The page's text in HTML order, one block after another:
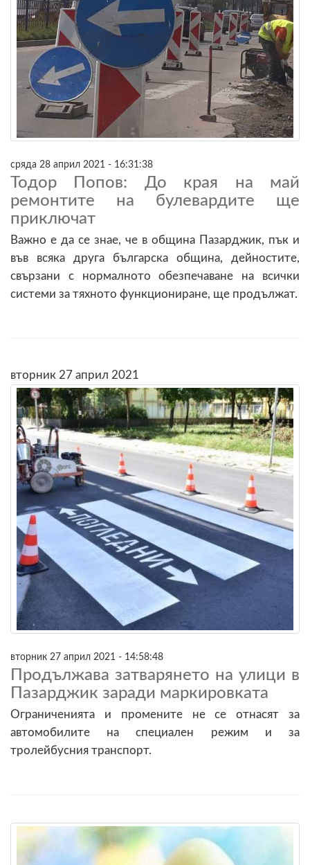
сряда 28 април 2021 - 16:31:38
Тодор Попов: До края на май
ремонтите на булевардите ще
приключат
Важно е да се знае, че в община Пазарджик, пък и
във всяка друга българска община, дейностите,
свързани с нормалното обезпечаване на всички
системи за тяхното функциониране, ще продължат.
вторник 27 април 2021
вторник 27 април 2021 - 14:58:48
Продължава затварянето на улици в
Пазарджик заради маркировката
Ограниченията и промените не се отнасят за
автомобилите на специален режим и за
тролейбусния транспорт.